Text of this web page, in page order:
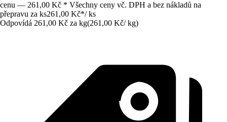
cenu — 261,00 Kč * Všechny ceny vč. DPH a bez nákladů na
přepravu za ks261,00 Kč*/ ks
Odpovídá 261,00 Kč za kg(261,00 Kč/ kg)